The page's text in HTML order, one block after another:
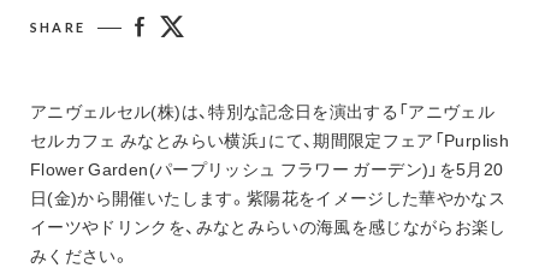
SHARE
アニヴェルセル(株)は、特別な記念日を演出する「アニヴェル
セルカフェ みなとみらい横浜」にて、期間限定フェア「Purplish
Flower Garden(パープリッシュ フラワー ガーデン)」を5月20
日(金)から開催いたします。紫陽花をイメージした華やかなス
イーツやドリンクを、みなとみらいの海風を感じながらお楽し
みください。
お知らせアニヴェルセル 江坂（新大阪）